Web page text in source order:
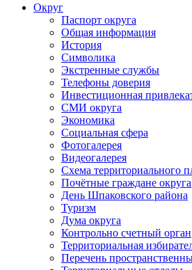
Округ
Паспорт округа
Общая информация
История
Символика
Экстренные службы
Телефоны доверия
Инвестиционная
СМИ округа
Экономика
Социальная сфера
Фотогалерея
Видеогалерея
Схема территориального
Почётные граждане округа
День Шпаковского района
Туризм
Дума округа
Контрольно счетный орган
Территориальная
Перечень